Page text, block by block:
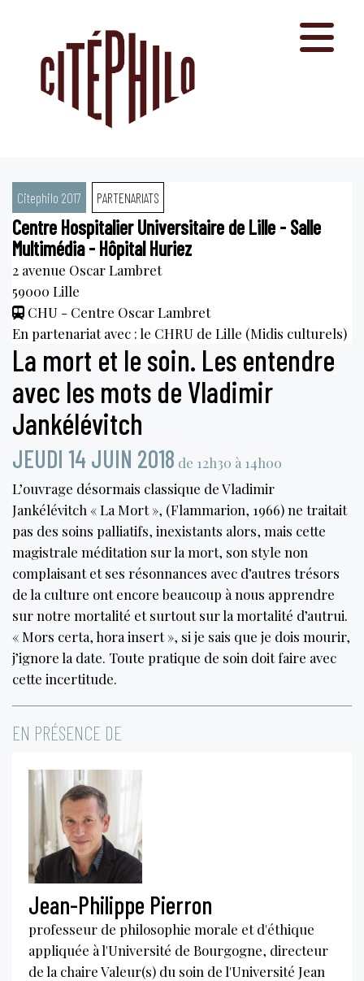
Citephilo 2017 PARTENARIATS
Centre Hospitalier Universitaire de Lille - Salle
Multimédia - Hôpital Huriez
2 avenue Oscar Lambret
59000 Lille
CHU - Centre Oscar Lambret
En partenariat avec : le CHRU de Lille (Midis culturels)
La mort et le soin. Les entendre
avec les mots de Vladimir
Jankélévitch
JEUDI 14 JUIN 2018 de 12h30 à 14h00
L’ouvrage désormais classique de Vladimir
Jankélévitch « La Mort », (Flammarion, 1966) ne traitait
pas des soins palliatifs, inexistants alors, mais cette
magistrale méditation sur la mort, son style non
complaisant et ses résonnances avec d’autres trésors
de la culture ont encore beaucoup à nous apprendre
sur notre mortalité et surtout sur la mortalité d’autrui.
« Mors certa, hora insert », si je sais que je dois mourir,
j’ignore la date. Toute pratique de soin doit faire avec
cette incertitude.
EN PRÉSENCE DE
Jean-Philippe Pierron
professeur de philosophie morale et d'éthique
appliquée à l'Université de Bourgogne, directeur
de la chaire Valeur(s) du soin de l'Université Jean